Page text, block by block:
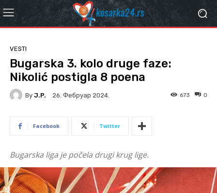
VESTI
Bugarska 3. kolo druge faze:
Nikolić postigla 8 poena
By J.P. 26. Фебруар 2024. 0
673
Facebook Twitter
Bugarska liga je počela drugi krug lige.